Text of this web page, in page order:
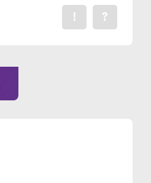
Stel een
?
Een fout gevonden?
!